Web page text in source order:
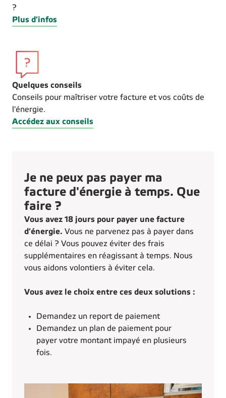
?
Plus d'infos
Quelques conseils
Conseils pour maîtriser votre facture et vos coûts de
l'énergie.
Accédez aux conseils
Je ne peux pas payer ma
facture d'énergie à temps. Que
faire ?
Vous avez 18 jours pour payer une facture
d'énergie. Vous ne parvenez pas à payer dans
ce délai ? Vous pouvez éviter des frais
supplémentaires en réagissant à temps. Nous
vous aidons volontiers à éviter cela.
Vous avez le choix entre ces deux solutions :
Demandez un report de paiement
Demandez un plan de paiement pour
payer votre montant impayé en plusieurs
fois.